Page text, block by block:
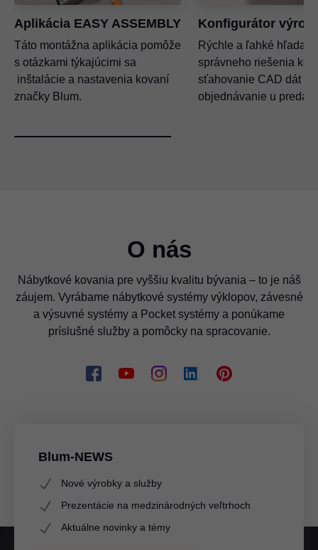
Aplikácia EASY ASSEMBLY
Táto montážna aplikácia pomôže
s otázkami týkajúcimi sa
inštalácie a nastavenia kovaní
značky Blum.
Konfigurátor
Rýchle a ľahké
správneho riešenia
sťahovanie CAD dát a
objednávanie u
O nás
Nábytkové kovania pre vyššiu kvalitu bývania – to je náš
záujem. Vyrábame nábytkové systémy výklopov, závesné
a výsuvné systémy a Pocket systémy a ponúkame
príslušné služby a pomôcky na spracovanie.
Blum-NEWS
Nové výrobky a služby
Prezentácie na medzinárodných veľtrhoch
Aktuálne novinky a témy